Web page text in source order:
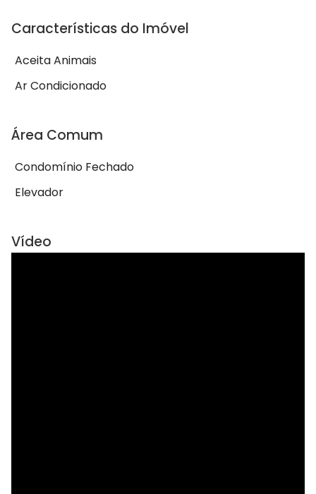
Características do Imóvel
Aceita Animais
Ar Condicionado
Área Comum
Condomínio Fechado
Elevador
Vídeo